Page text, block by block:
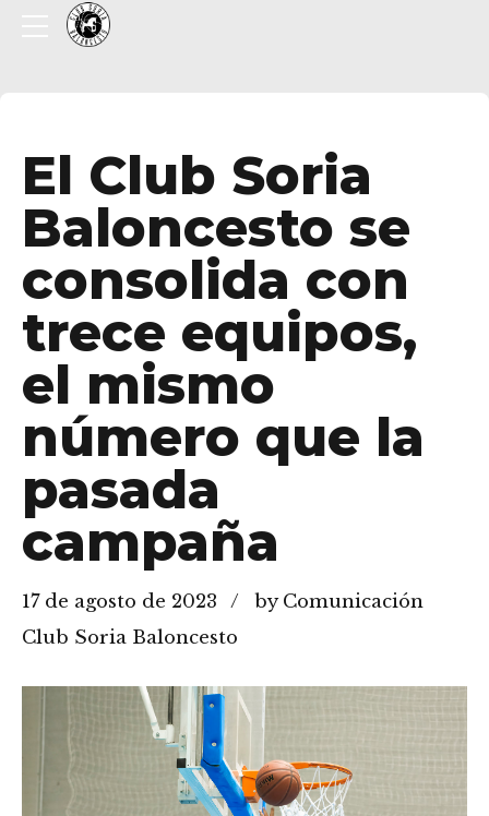
El Club Soria
Baloncesto se
consolida con
trece equipos,
el mismo
número que la
pasada
campaña
17 de agosto de 2023
by Comunicación
Club Soria Baloncesto